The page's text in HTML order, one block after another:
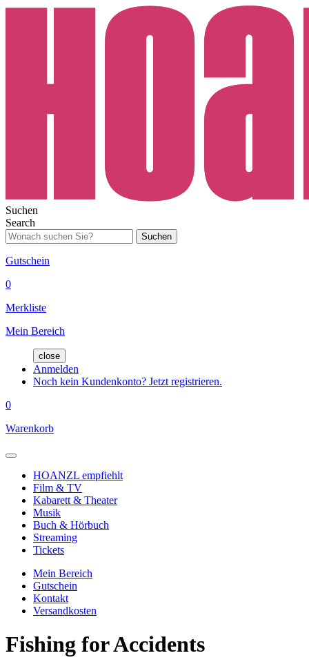
Suchen
Search
Suchen
Gutschein
0
Merkliste
Mein Bereich
close
Anmelden
Noch kein Kundenkonto? Jetzt registrieren.
0
Warenkorb
HOANZL empfiehlt
Film & TV
Kabarett & Theater
Musik
Buch & Hörbuch
Streaming
Tickets
Mein Bereich
Gutschein
Kontakt
Versandkosten
Fishing for Accidents